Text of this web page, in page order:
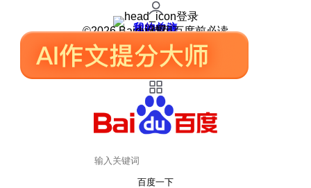
登录
我的关注
我的收藏
皮肤中心
用户反馈
设置
©2026 Baidu 使用百度前必读
百度一下